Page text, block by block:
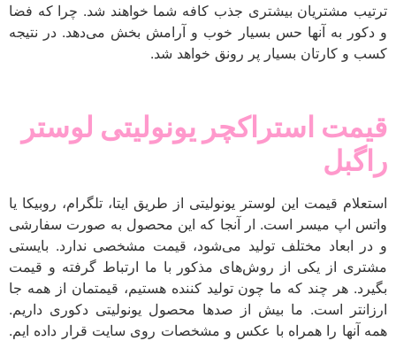
ترتیب مشتریان بیشتری جذب کافه شما خواهند شد. چرا که فضا
و دکور به آنها حس بسیار خوب و آرامش بخش می‌دهد. در نتیجه
کسب و کارتان بسیار پر رونق خواهد شد.
قیمت استراکچر یونولیتی لوستر
راگبل
استعلام قیمت این لوستر یونولیتی از طریق ایتا، تلگرام، روبیکا یا
واتس اپ میسر است. ار آنجا که این محصول به صورت سفارشی
و در ابعاد مختلف تولید می‌شود، قیمت مشخصی ندارد. بایستی
مشتری از یکی از روش‌های مذکور با ما ارتباط گرفته و قیمت
بگیرد. هر چند که ما چون تولید کننده هستیم، قیمتمان از همه جا
ارزانتر است. ما بیش از صدها محصول یونولیتی دکوری داریم.
همه آنها را همراه با عکس و مشخصات روی سایت قرار داده ایم.